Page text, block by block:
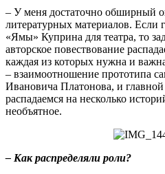
– У меня достаточно обширный
литературных материалов. Если
«Ямы» Куприна для театра, то
авторское повествование
каждая из которых нужна и
– взаимоотношение прототипа
Ивановича Платонова, и
распадаемся на несколько
необъятное.
– Как распределяли роли?